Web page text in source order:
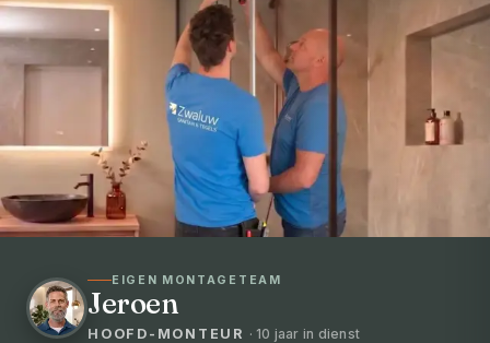
EIGEN MONTAGETEAM
Jeroen
HOOFD-MONTEUR · 10 jaar in dienst